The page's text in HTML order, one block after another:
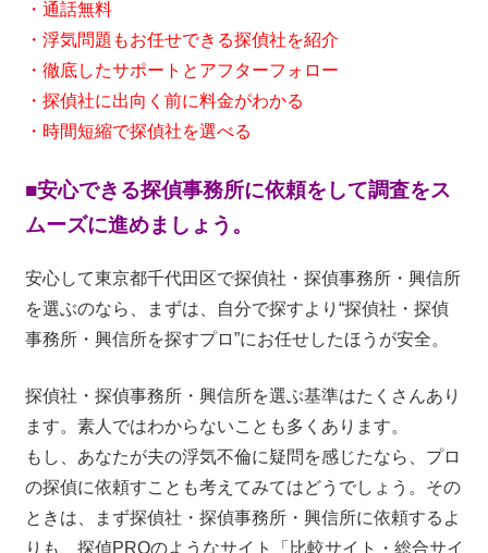
・通話無料
・浮気問題もお任せできる探偵社を紹介
・徹底したサポートとアフターフォロー
・探偵社に出向く前に料金がわかる
・時間短縮で探偵社を選べる
■安心できる探偵事務所に依頼をして調査をス
ムーズに進めましょう。
安心して東京都千代田区で探偵社・探偵事務所・興信所
を選ぶのなら、まずは、自分で探すより“探偵社・探偵
事務所・興信所を探すプロ”にお任せしたほうが安全。
探偵社・探偵事務所・興信所を選ぶ基準はたくさんあり
ます。素人ではわからないことも多くあります。
もし、あなたが夫の浮気不倫に疑問を感じたなら、プロ
の探偵に依頼すことも考えてみてはどうでしょう。その
ときは、まず探偵社・探偵事務所・興信所に依頼するよ
りも、探偵PROのようなサイト「比較サイト・総合サイ